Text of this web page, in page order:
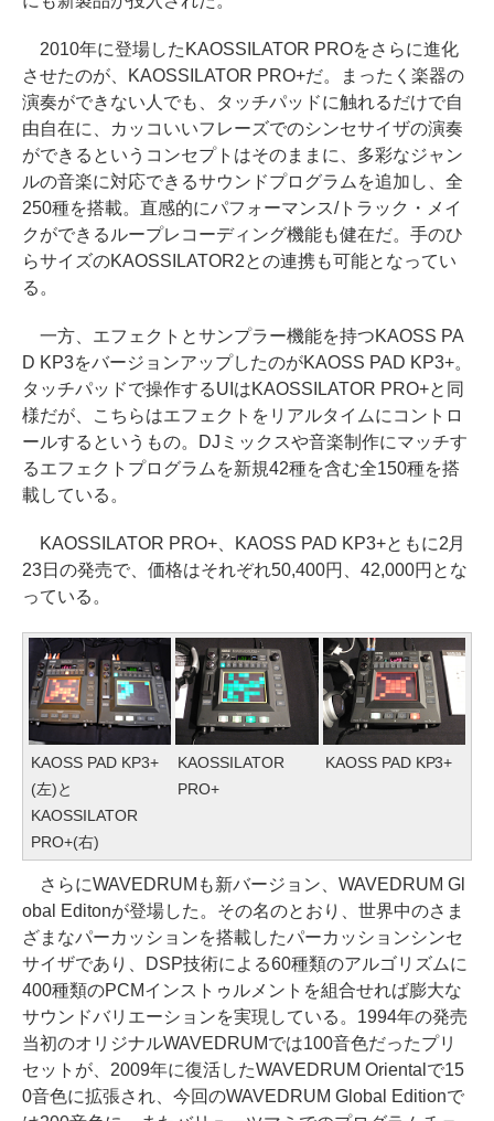
2010年に登場したKAOSSILATOR PROをさらに進化
させたのが、KAOSSILATOR PRO+だ。まったく楽器の
演奏ができない人でも、タッチパッドに触れるだけで自
由自在に、カッコいいフレーズでのシンセサイザの演奏
ができるというコンセプトはそのままに、多彩なジャン
ルの音楽に対応できるサウンドプログラムを追加し、全
250種を搭載。直感的にパフォーマンス/トラック・メイ
クができるループレコーディング機能も健在だ。手のひ
らサイズのKAOSSILATOR2との連携も可能となってい
る。
一方、エフェクトとサンプラー機能を持つKAOSS PA
D KP3をバージョンアップしたのがKAOSS PAD KP3+。
タッチパッドで操作するUIはKAOSSILATOR PRO+と同
様だが、こちらはエフェクトをリアルタイムにコントロ
ールするというもの。DJミックスや音楽制作にマッチす
るエフェクトプログラムを新規42種を含む全150種を搭
載している。
KAOSSILATOR PRO+、KAOSS PAD KP3+ともに2月
23日の発売で、価格はそれぞれ50,400円、42,000円とな
っている。
KAOSS PAD KP3+
(左)と
KAOSSILATOR
PRO+(右)
KAOSSILATOR
PRO+
KAOSS PAD KP3+
さらにWAVEDRUMも新バージョン、WAVEDRUM Gl
obal Editonが登場した。その名のとおり、世界中のさま
ざまなパーカッションを搭載したパーカッションシンセ
サイザであり、DSP技術による60種類のアルゴリズムに
400種類のPCMインストゥルメントを組合せれば膨大な
サウンドバリエーションを実現している。1994年の発売
当初のオリジナルWAVEDRUMでは100音色だったプリ
セットが、2009年に復活したWAVEDRUM Orientalで15
0音色に拡張され、今回のWAVEDRUM Global Editionで